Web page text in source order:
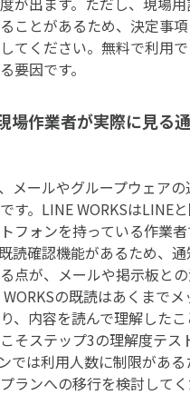
ことがあるため、決定事
てください。無料で利用
要因です。
場作業者が実際に見る
メールやグループウェア
す。LINE WORKSはLINE
フォンを持っている作業
読確認機能があるため、
点が、メールや掲示板と
の既読はあくまで
、内容を読んで理解した
そステップ3の理解度テス
では利用人数に制限があ
ランへの移行を検討してく